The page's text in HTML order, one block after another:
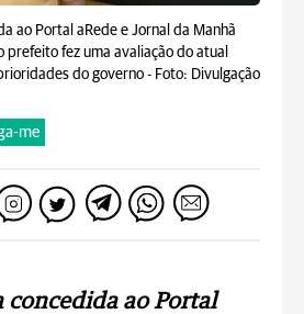
ao Portal aRede e Jornal da Manhã
prefeito fez uma avaliação do atual
do governo - Foto: Divulgação
me
concedida ao Portal